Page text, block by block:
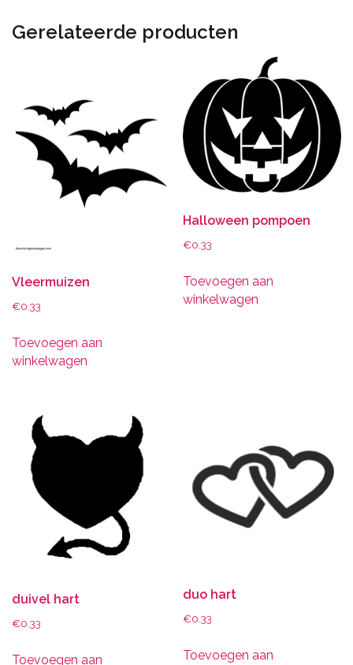
Gerelateerde producten
Vleermuizen
€0.33
Toevoegen aan
winkelwagen
Halloween pompoen
€0.33
Toevoegen aan
winkelwagen
duivel hart
€0.33
Toevoegen aan
duo hart
€0.33
Toevoegen aan